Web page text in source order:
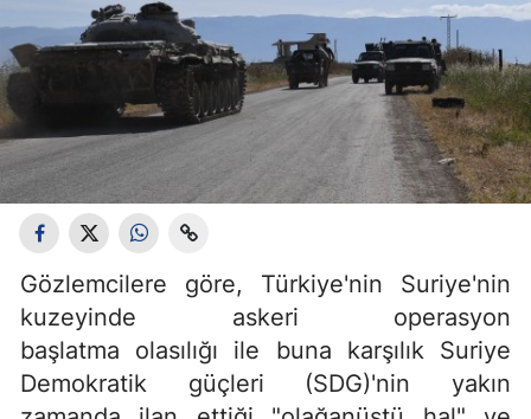
Gözlemcilere göre, Türkiye'nin Suriye'nin
kuzeyinde askeri operasyon
başlatma olasılığı ile buna karşılık Suriye
Demokratik güçleri (SDG)'nin yakın